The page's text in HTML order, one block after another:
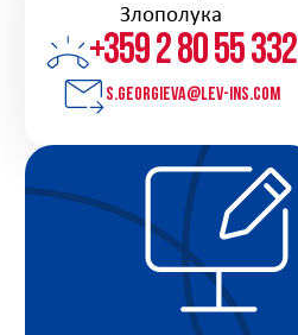
+359 2 80 55 332
s.georgieva@lev-ins.com
Злополука